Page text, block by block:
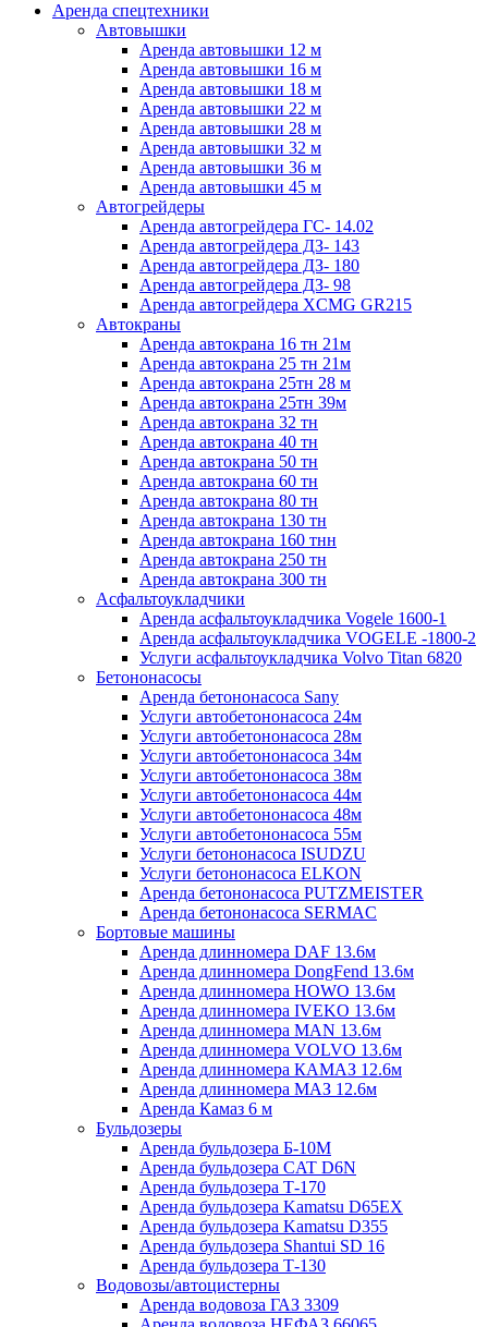
Аренда спецтехники
Автовышки
Аренда автовышки 12 м
Аренда автовышки 16 м
Аренда автовышки 18 м
Аренда автовышки 22 м
Аренда автовышки 28 м
Аренда автовышки 32 м
Аренда автовышки 36 м
Аренда автовышки 45 м
Автогрейдеры
Аренда автогрейдера ГС- 14.02
Аренда автогрейдера ДЗ- 143
Аренда автогрейдера ДЗ- 180
Аренда автогрейдера ДЗ- 98
Аренда автогрейдера XCMG GR215
Автокраны
Аренда автокрана 16 тн 21м
Аренда автокрана 25 тн 21м
Аренда автокрана 25тн 28 м
Аренда автокрана 25тн 39м
Аренда автокрана 32 тн
Аренда автокрана 40 тн
Аренда автокрана 50 тн
Аренда автокрана 60 тн
Аренда автокрана 80 тн
Аренда автокрана 130 тн
Аренда автокрана 160 тнн
Аренда автокрана 250 тн
Аренда автокрана 300 тн
Асфальтоукладчики
Аренда асфальтоукладчика Vogele 1600-1
Аренда асфальтоукладчика VOGELЕ -1800-2
Услуги асфальтоукладчика Volvo Titan 6820
Бетононасосы
Аренда бетононасоса Sany
Услуги автобетононасоса 24м
Услуги автобетононасоса 28м
Услуги автобетононасоса 34м
Услуги автобетононасоса 38м
Услуги автобетононасоса 44м
Услуги автобетононасоса 48м
Услуги автобетононасоса 55м
Услуги бетононасоса ISUDZU
Услуги бетононасоса ELKON
Аренда бетононасоса PUTZMEISTER
Аренда бетононасоса SERMAC
Бортовые машины
Аренда длинномера DAF 13.6м
Аренда длинномера DongFend 13.6м
Аренда длинномера HOWO 13.6м
Аренда длинномера IVEKO 13.6м
Аренда длинномера MAN 13.6м
Аренда длинномера VOLVO 13.6м
Аренда длинномера КАМАЗ 12.6м
Аренда длинномера МАЗ 12.6м
Аренда Камаз 6 м
Бульдозеры
Аренда бульдозера Б-10М
Аренда бульдозера CAT D6N
Аренда бульдозера Т-170
Аренда бульдозера Kamatsu D65EX
Аренда бульдозера Kamatsu D355
Аренда бульдозера Shantui SD 16
Аренда бульдозера Т-130
Водовозы/автоцистерны
Аренда водовоза ГАЗ 3309